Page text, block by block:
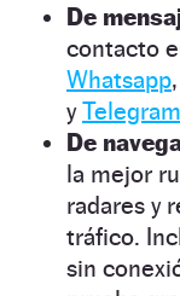
De
contacto
Whatsapp,
yTelegram
De
la mejor
radares y
tráfico.
sin